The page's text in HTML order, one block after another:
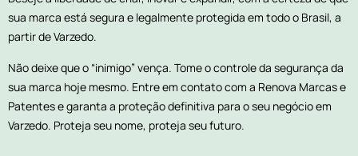
sua marca está segura e legalmente protegida em todo o Brasil, a
partir de Varzedo.
Não deixe que o “inimigo” vença. Tome o controle da segurança da
sua marca hoje mesmo. Entre em contato com a Renova Marcas e
Patentes e garanta a proteção definitiva para o seu negócio em
Varzedo. Proteja seu nome, proteja seu futuro.